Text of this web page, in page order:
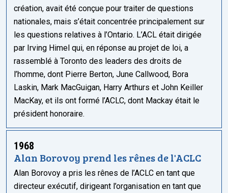
création, avait été conçue pour traiter de questions
nationales, mais s’était concentrée principalement sur
les questions relatives à l’Ontario. L’ACL était dirigée
par Irving Himel qui, en réponse au projet de loi, a
rassemblé à Toronto des leaders des droits de
l’homme, dont Pierre Berton, June Callwood, Bora
Laskin, Mark MacGuigan, Harry Arthurs et John Keiller
MacKay, et ils ont formé l’ACLC, dont Mackay était le
président honoraire.
1968
Alan Borovoy prend les rênes de l'ACLC
Alan Borovoy a pris les rênes de l’ACLC en tant que
directeur exécutif, dirigeant l’organisation en tant que